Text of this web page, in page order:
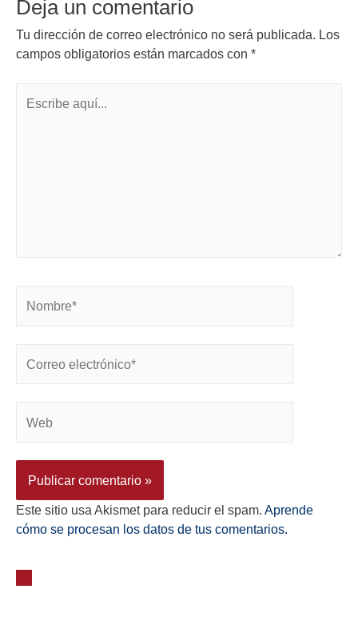
Deja un comentario
Tu dirección de correo electrónico no será publicada. Los
campos obligatorios están marcados con *
Este sitio usa Akismet para reducir el spam. Aprende
cómo se procesan los datos de tus comentarios.